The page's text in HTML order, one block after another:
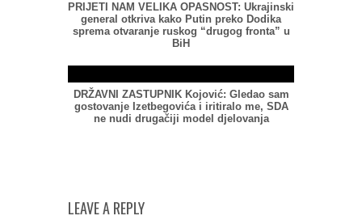
PRIJETI NAM VELIKA OPASNOST: Ukrajinski
general otkriva kako Putin preko Dodika
sprema otvaranje ruskog “drugog fronta” u
BiH
DRŽAVNI ZASTUPNIK Kojović: Gledao sam
gostovanje Izetbegovića i iritiralo me, SDA
ne nudi drugačiji model djelovanja
LEAVE A REPLY